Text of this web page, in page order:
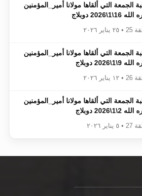
الجمعة التي ألقاها مولانا أمير_المؤمنين​​​​​​
16\1\2026 دوبلاج
يناير ٢٠٢٦
الجمعة التي ألقاها مولانا أمير_المؤمنين​​​​​​
9\1\2026 دوبلاج
يناير ٢٠٢٦
الجمعة التي ألقاها مولانا أمير_المؤمنين​​​​​​
2\1\2026 دوبلاج
٥ يناير ٢٠٢٦